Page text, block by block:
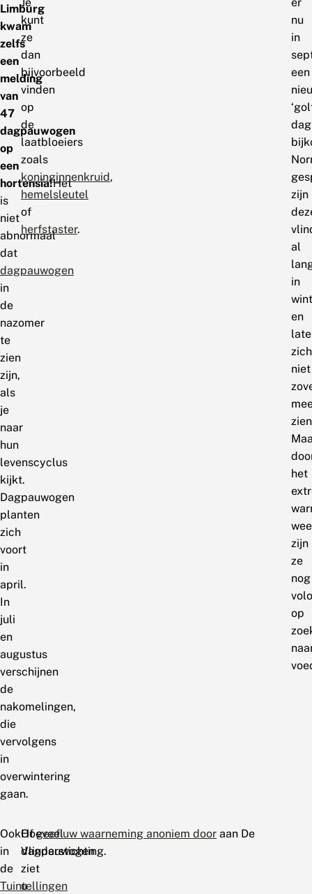
Limburg
kwam
zelfs
een
melding
van
47
dagpauwogen
op
een
hortensia!Het
is
niet
abnormaal
dat
dagpauwogen
in
de
nazomer
te
zien
zijn,
als
je
naar
hun
levenscyclus
kijkt.
Dagpauwogen
planten
zich
voort
in
april.
In
juli
en
augustus
verschijnen
de
nakomelingen,
die
vervolgens
in
overwintering
gaan.
kunt
ze
dan
bijvoorbeeld
vinden
op
de
laatbloeiers
zoals
koninginnenkruid,
hemelsleutel
of
herfstaster.
nu
in
een
zijn
al
in
en
zich
niet
het
zijn
ze
nog
op
Ook
in
de
Tuintellingen
Hoeveel
dagpauwogen
ziet
u
Ofgeef uw waarneming anoniem door aan De
Vlinderstichting.